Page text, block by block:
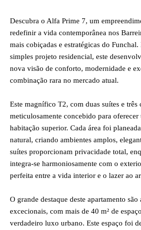
Descubra o Alfa Prime 7, um
redefinir a vida contemporânea nos
mais cobiçadas e estratégicas do
simples projeto residencial, este
nova visão de conforto, modernidade e
combinação rara no mercado atual.
Este magnífico T2, com duas suítes e três
meticulosamente concebido para oferecer
habitação superior. Cada área foi
natural, criando ambientes amplos,
suítes proporcionam privacidade total,
integra-se harmoniosamente com o
perfeita entre a vida interior e o lazer ao
O grande destaque deste apartamento são
excecionais, com mais de 40 m² de
verdadeiro luxo urbano. Este espaço foi